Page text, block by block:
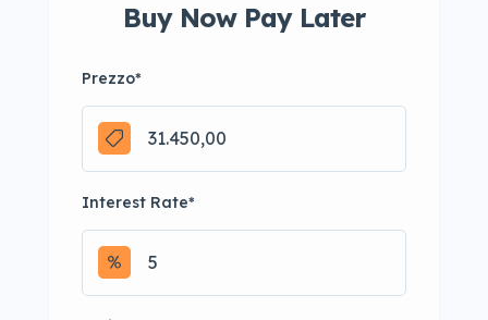
Buy Now Pay Later
Prezzo*
Interest Rate*